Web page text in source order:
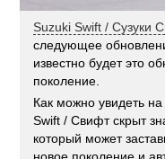
Suzuki Swift / Сузуки
следующее
известно будет это
поколение.
Как можно увидеть
Swift / Свифт скрыт
который может
новое поколение и